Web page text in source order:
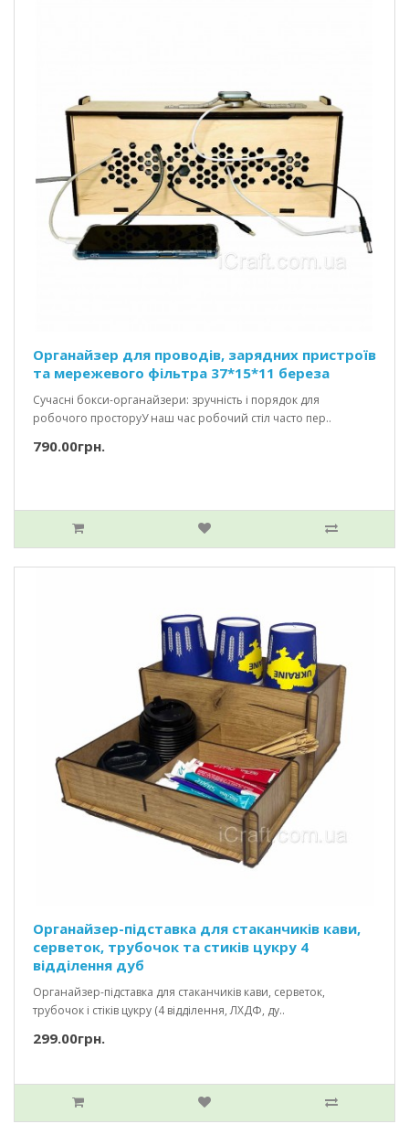
Органайзер для проводів, зарядних пристроїв
та мережевого фільтра 37*15*11 береза
Сучасні бокси-органайзери: зручність і порядок для
робочого просторуУ наш час робочий стіл часто пер..
790.00грн.
Органайзер-підставка для стаканчиків кави,
серветок, трубочок та стиків цукру 4
відділення дуб
Органайзер-підставка для стаканчиків кави, серветок,
трубочок і стіків цукру (4 відділення, ЛХДФ, ду..
299.00грн.